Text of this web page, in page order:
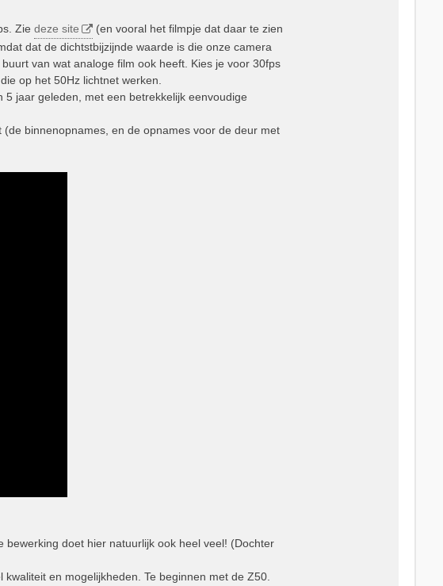
Zie deze site
(en vooral het filmpje dat daar te zien
dat de dichtstbijzijnde waarde is die onze camera
van wat analoge film ook heeft. Kies je voor 30fps
op het 50Hz lichtnet werken.
jaar geleden, met een betrekkelijk eenvoudige
binnenopnames, en de opnames voor de deur met
doet hier natuurlijk ook heel veel! (Dochter
en mogelijkheden. Te beginnen met de Z50.